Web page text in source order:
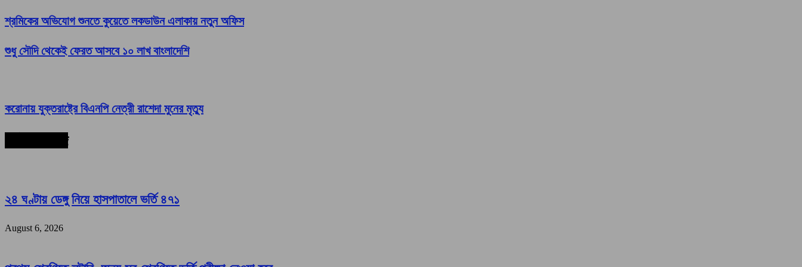
শ্রমিকের অভিযোগ শুনতে কুয়েতে লকডাউন এলাকায় নতুন অফিস
শুধু সৌদি থেকেই ফেরত আসবে ১০ লাখ বাংলাদেশি
করোনায় যুক্তরাষ্ট্রে বিএনপি নেত্রী রাশেদা মুনের মৃত্যু
২৪ ঘণ্টায় ডেঙ্গু নিয়ে হাসপাতালে ভর্তি ৪৭১
August 6, 2026